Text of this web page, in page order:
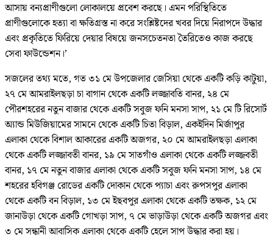
আসায় বন্যপ্রাণীগুলো লোকালয়ে প্রবেশ করছে। এমন পরিস্থিতিতে
প্রাণীগুলোকে হত্যা বা ক্ষতিগ্রস্ত না করে সংশ্লিষ্টদের খবর দিয়ে নিরাপদে উদ্ধার
এবং প্রকৃতিতে ফিরিয়ে দেয়ার বিষয়ে জনসচেতনতা তৈরিতেও কাজ করছে
সেবা ফাউন্ডেশন।’
সজলের তথ্য মতে, গত ৩১ মে উপজেলার জেসিয়া থেকে একটি কড়ি কাটুয়া,
২৭ মে আমরাইলছড়া চা বাগান থেকে একটি লজ্জাবতি বানর, ২৪ মে
পৌরশহরের নতুন বাজার থেকে একটি সবুজ ফনি মনসা সাপ, ২১ মে টি রিসোর্ট
অ্যান্ড মিউজিয়ামের সামনে থেকে একটি চিতা বিড়াল, একইদিন মির্জাপুর
এলাকা থেকে বিশাল আকারের একটি অজগর, ২০ মে আমরাইলছড়া এলাকা
থেকে একটি লজ্জাবতী বানর, ১৯ মে সাতগাঁও এলাকা থেকে একটি লজ্জবতী
বানর, ১৭ মে নতুন বাজার এলাকা থেকে একটি সবুজ ফনি মনসা সাপ, ১৪ মে
শহরের হবিগঞ্জ রোডের একটি দোকান থেকে প্যাচা এবং রুপসপুর এলাকা
থেকে একটি বন বিড়াল, ১৩ মে ইছবপুর এলাকা থেকে একটি তক্ষক, ১২ মে
জানাউড়া থেকে একটি গোখড়া সাপ, ৭ মে ভাড়াউড়া থেকে একটি অজগর এবং
৩ মে সন্ধানী আবাসিক এলাকা থেকে একটি হেলে সাপ উদ্ধার করা হয়।